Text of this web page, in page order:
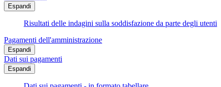
Espandi
Risultati delle indagini sulla soddisfazione da parte degli utenti
Pagamenti dell'amministrazione
Espandi
Dati sui pagamenti
Espandi